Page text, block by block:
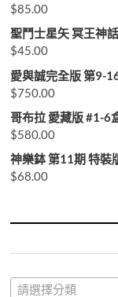
$85.00
聖鬥士星矢 冥王神
$45.00
愛與誠完全版 第9-
$750.00
哥布拉 愛藏版 #1-6
$580.00
神樂鉢 第11期 特裝
$68.00
請選擇分類